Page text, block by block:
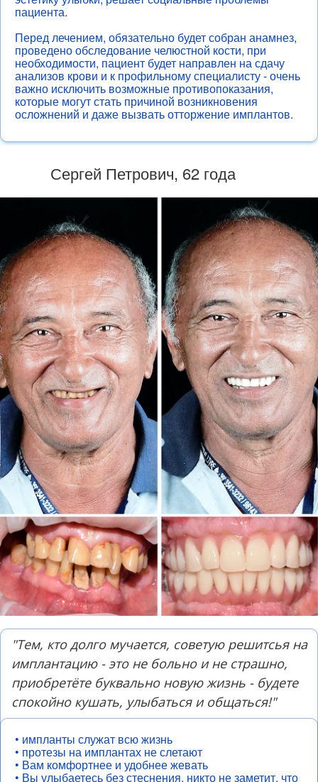
пациента.
Перед лечением, обязательно будет собран анамнез,
проведено обследование челюстной кости, при
необходимости, пациент будет направлен на сдачу
анализов крови и к профильному специалисту - очень
важно исключить возможные противопоказания,
которые могут стать причиной возникновения
осложнений и даже вызвать отторжение имплантов.
Сергей Петрович, 62 года
"Тем, кто долго мучается, советую решитсья на
имплантацию - это не больно и не страшно,
приобретёте буквально новую жизнь - будете
спокойно кушать, улыбатьcя и общаться!"
• импланты служат всю жизнь
• протезы на имплантах не слетают
• Вам комфортнее и удобнее жевать
• Вы улыбаетесь без стеснения, никто не заметит, что